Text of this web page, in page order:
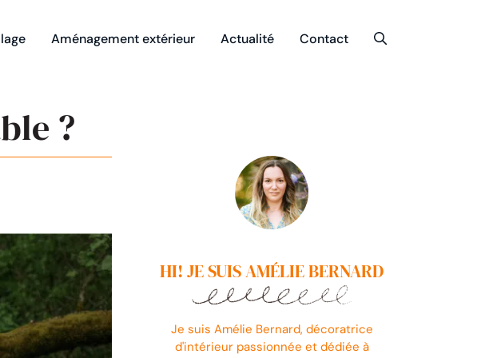
Aménagement extérieur Actualité Contact
?
HI! JE SUIS AMÉLIE BERNARD
Je suis Amélie Bernard, décoratrice
d'intérieur passionnée et dédiée à